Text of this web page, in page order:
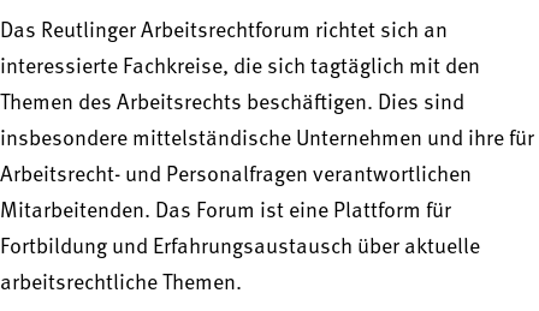
Das Reutlinger Arbeitsrechtforum richtet sich an
interessierte Fachkreise, die sich tagtäglich mit den
Themen des Arbeitsrechts beschäftigen. Dies sind
insbesondere mittelständische Unternehmen und ihre für
Arbeitsrecht- und Personalfragen verantwortlichen
Mitarbeitenden. Das Forum ist eine Plattform für
Fortbildung und Erfahrungsaustausch über aktuelle
arbeitsrechtliche Themen.